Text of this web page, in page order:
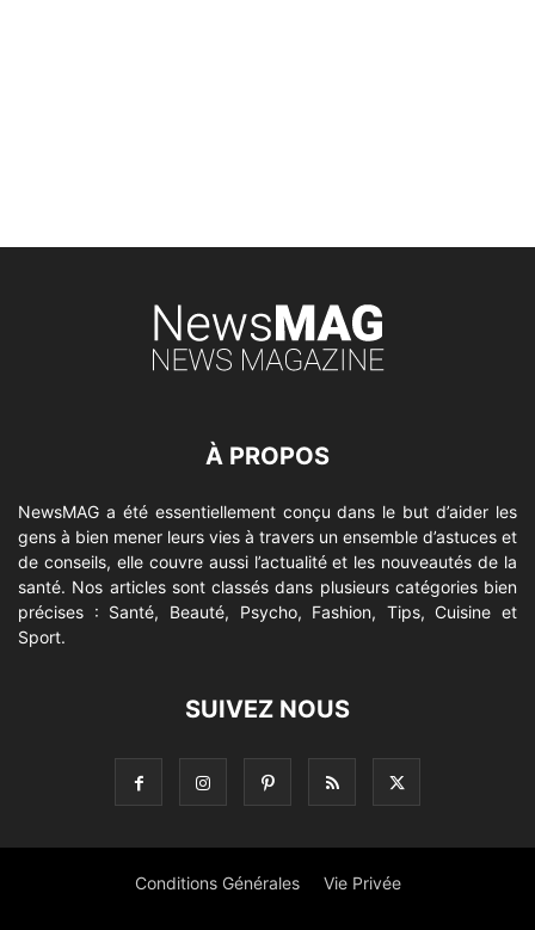
À PROPOS
NewsMAG a été essentiellement conçu dans le but d’aider les
gens à bien mener leurs vies à travers un ensemble d’astuces et
de conseils, elle couvre aussi l’actualité et les nouveautés de la
santé. Nos articles sont classés dans plusieurs catégories bien
précises : Santé, Beauté, Psycho, Fashion, Tips, Cuisine et
Sport.
SUIVEZ NOUS
Conditions Générales Vie Privée